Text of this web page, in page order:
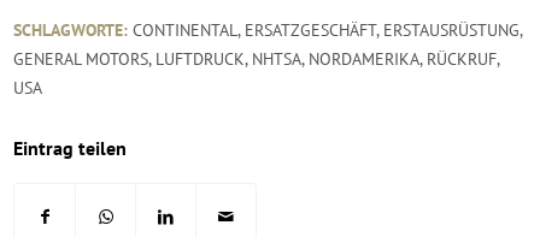
SCHLAGWORTE: CONTINENTAL, ERSATZGESCHÄFT, ERSTAUSRÜSTUNG,
GENERAL MOTORS, LUFTDRUCK, NHTSA, NORDAMERIKA, RÜCKRUF,
USA
Eintrag teilen